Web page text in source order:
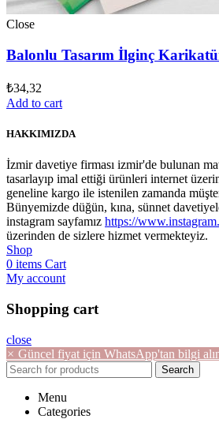
Close
Balonlu Tasarım İlginç
₺34,32
Add to cart
HAKKIMIZDA
İzmir davetiye firması izmir'de bulunan
tasarlayıp imal ettiği ürünleri internet
geneline kargo ile istenilen zamanda
Bünyemizde düğün, kına, sünnet
instagram sayfamız https://
üzerinden de sizlere hizmet vermekteyiz.
Shop
0 items Cart
My account
Shopping cart
close
× Güncel fiyat için WhatsApp'tan bilgi
Search
Menu
Categories